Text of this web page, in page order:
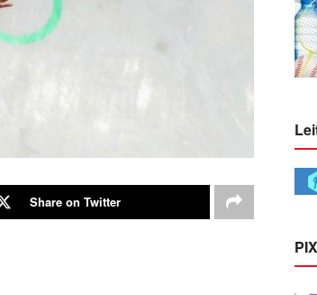
Share on Twitter
PIX